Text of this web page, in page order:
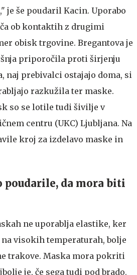
je še poudaril Kacin. Uporabo
ob kontaktih z drugimi
obisk trgovine. Bregantova je
priporočila proti širjenju
naj prebivalci ostajajo doma, si
razkužila ter maske.
so se lotile tudi šivilje v
centru (UKC) Ljubljana. Na
kroj za izdelavo maske in
poudarile, da mora biti
ne uporablja elastike, ker
visokih temperaturah, bolje
trakove. Maska mora pokriti
je, če sega tudi pod brado.